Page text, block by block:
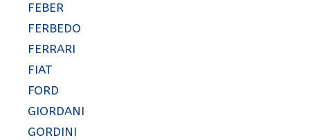
FEBER
FERBEDO
FERRARI
FIAT
FORD
GIORDANI
GORDINI